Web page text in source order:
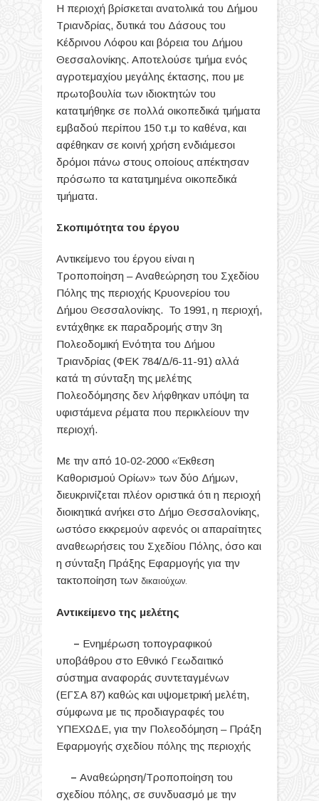
Η περιοχή βρίσκεται ανατολικά του Δήμου
Τριανδρίας, δυτικά του Δάσους του
Κέδρινου Λόφου και βόρεια του Δήμου
Θεσσαλονίκης. Αποτελούσε τμήμα ενός
αγροτεμαχίου μεγάλης έκτασης, που με
πρωτοβουλία των ιδιοκτητών του
κατατμήθηκε σε πολλά οικοπεδικά τμήματα
εμβαδού περίπου 150 τ.μ το καθένα, και
αφέθηκαν σε κοινή χρήση ενδιάμεσοι
δρόμοι πάνω στους οποίους απέκτησαν
πρόσωπο τα κατατμημένα οικοπεδικά
τμήματα.
Σκοπιμότητα του έργου
Αντικείμενο του έργου είναι η
Τροποποίηση – Αναθεώρηση του Σχεδίου
Πόλης της περιοχής Κρυονερίου του
Δήμου Θεσσαλονίκης. Το 1991, η περιοχή,
εντάχθηκε εκ παραδρομής στην 3η
Πολεοδομική Ενότητα του Δήμου
Τριανδρίας (ΦΕΚ 784/Δ/6-11-91) αλλά
κατά τη σύνταξη της μελέτης
Πολεοδόμησης δεν λήφθηκαν υπόψη τα
υφιστάμενα ρέματα που περικλείουν την
περιοχή.
Με την από 10-02-2000 «Έκθεση
Καθορισμού Ορίων» των δύο Δήμων,
διευκρινίζεται πλέον οριστικά ότι η περιοχή
διοικητικά ανήκει στο Δήμο Θεσσαλονίκης,
ωστόσο εκκρεμούν αφενός οι απαραίτητες
αναθεωρήσεις του Σχεδίου Πόλης, όσο και
η σύνταξη Πράξης Εφαρμογής για την
τακτοποίηση των δικαιούχων.
Αντικείμενο της μελέτης
– Ενημέρωση τοπογραφικού
υποβάθρου στο Εθνικό Γεωδαιτικό
σύστημα αναφοράς συντεταγμένων
(ΕΓΣΑ 87) καθώς και υψομετρική μελέτη,
σύμφωνα με τις προδιαγραφές του
ΥΠΕΧΩΔΕ, για την Πολεοδόμηση – Πράξη
Εφαρμογής σχεδίου πόλης της περιοχής
– Αναθεώρηση/Τροποποίηση του
σχεδίου πόλης, σε συνδυασμό με την